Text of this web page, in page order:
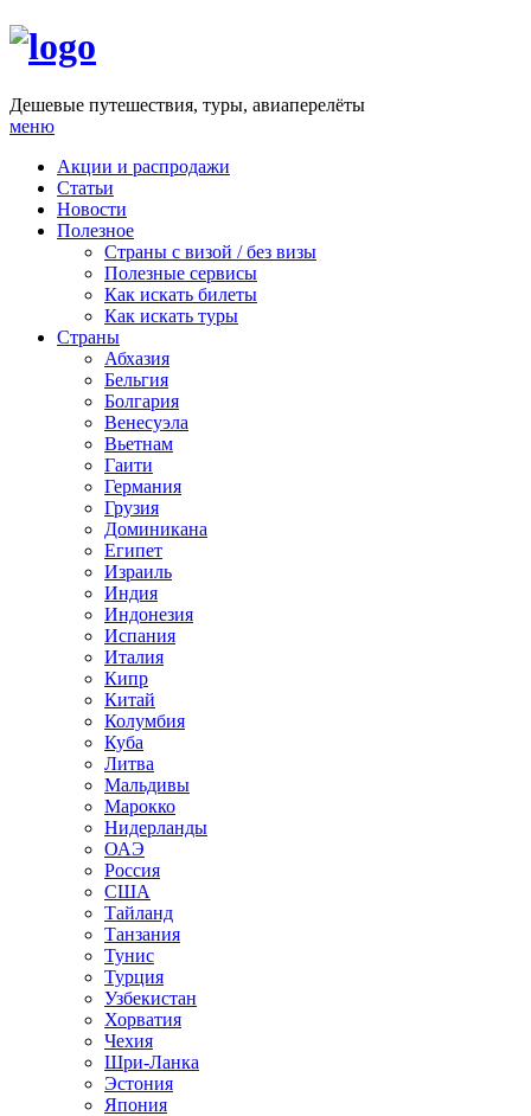
Дешевые путешествия, туры, авиаперелёты
меню
Акции и распродажи
Статьи
Новости
Полезное
Cтраны с визой / без визы
Полезные сервисы
Как искать билеты
Как искать туры
Страны
Абхазия
Бельгия
Болгария
Венесуэла
Вьетнам
Гаити
Германия
Грузия
Доминикана
Египет
Израиль
Индия
Индонезия
Испания
Италия
Кипр
Китай
Колумбия
Куба
Литва
Мальдивы
Марокко
Нидерланды
ОАЭ
Россия
США
Тайланд
Танзания
Тунис
Турция
Узбекистан
Хорватия
Чехия
Шри-Ланка
Эстония
Япония